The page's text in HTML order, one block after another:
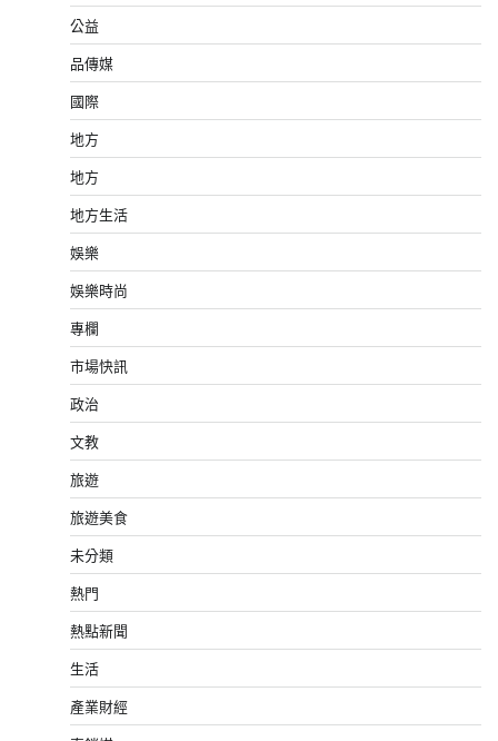
公益
品傳媒
國際
地方
地方
地方生活
娛樂
娛樂時尚
專欄
市場快訊
政治
文教
旅遊
旅遊美食
未分類
熱門
熱點新聞
生活
產業財經